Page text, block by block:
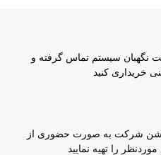
نگهبان سیستم تماس گرفته و
خریداری کنید
شرکت به صورت حضوری از
را تهیه نمایید